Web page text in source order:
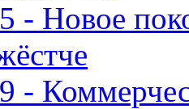
- Новое
-